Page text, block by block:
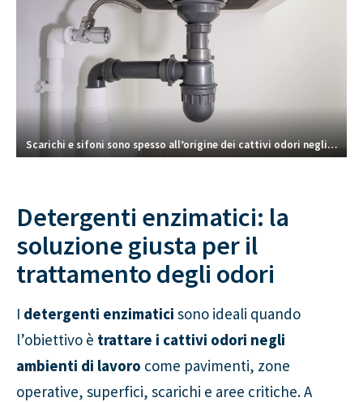
Scarichi e sifoni sono spesso all’origine dei cattivi odori negli ambienti di lavoro.
Detergenti enzimatici: la
soluzione giusta per il
trattamento degli odori
I detergenti enzimatici sono ideali quando
l’obiettivo è trattare i cattivi odori negli
ambienti di lavoro come pavimenti, zone
operative, superfici, scarichi e aree critiche. A